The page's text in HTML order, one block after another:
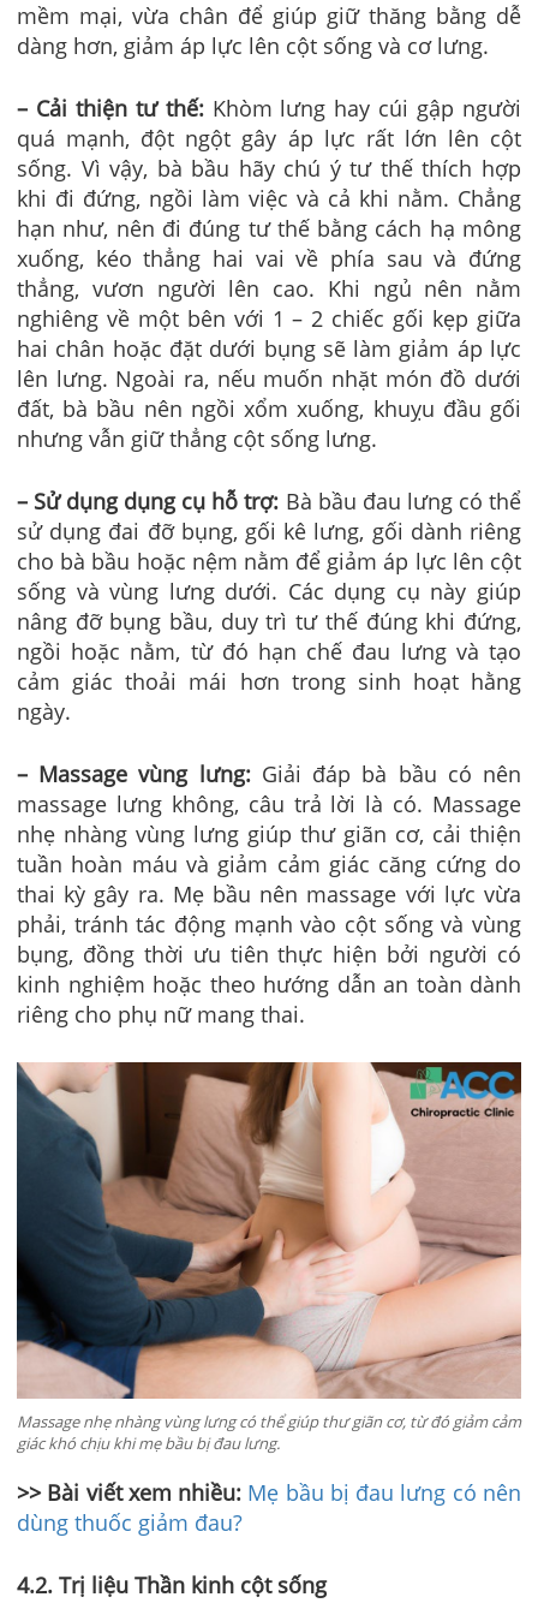
mềm mại, vừa chân để giúp giữ thăng bằng dễ
dàng hơn, giảm áp lực lên cột sống và cơ lưng.
– Cải thiện tư thế: Khòm lưng hay cúi gập người
quá mạnh, đột ngột gây áp lực rất lớn lên cột
sống. Vì vậy, bà bầu hãy chú ý tư thế thích hợp
khi đi đứng, ngồi làm việc và cả khi nằm. Chẳng
hạn như, nên đi đúng tư thế bằng cách hạ mông
xuống, kéo thẳng hai vai về phía sau và đứng
thẳng, vươn người lên cao. Khi ngủ nên nằm
nghiêng về một bên với 1 – 2 chiếc gối kẹp giữa
hai chân hoặc đặt dưới bụng sẽ làm giảm áp lực
lên lưng. Ngoài ra, nếu muốn nhặt món đồ dưới
đất, bà bầu nên ngồi xổm xuống, khuỵu đầu gối
nhưng vẫn giữ thẳng cột sống lưng.
– Sử dụng dụng cụ hỗ trợ: Bà bầu đau lưng có thể
sử dụng đai đỡ bụng, gối kê lưng, gối dành riêng
cho bà bầu hoặc nệm nằm để giảm áp lực lên cột
sống và vùng lưng dưới. Các dụng cụ này giúp
nâng đỡ bụng bầu, duy trì tư thế đúng khi đứng,
ngồi hoặc nằm, từ đó hạn chế đau lưng và tạo
cảm giác thoải mái hơn trong sinh hoạt hằng
ngày.
– Massage vùng lưng:Giải đáp bà bầu có nên
massage lưng không, câu trả lời là có. Massage
nhẹ nhàng vùng lưng giúp thư giãn cơ, cải thiện
tuần hoàn máu và giảm cảm giác căng cứng do
thai kỳ gây ra. Mẹ bầu nên massage với lực vừa
phải, tránh tác động mạnh vào cột sống và vùng
bụng, đồng thời ưu tiên thực hiện bởi người có
kinh nghiệm hoặc theo hướng dẫn an toàn dành
riêng cho phụ nữ mang thai.
Massage nhẹ nhàng vùng lưng có thể giúp thư giãn cơ, từ đó giảm cảm
giác khó chịu khi mẹ bầu bị đau lưng.
>> Bài viết xem nhiều: Mẹ bầu bị đau lưng có nên
dùng thuốc giảm đau?
4.2. Trị liệu Thần kinh cột sống